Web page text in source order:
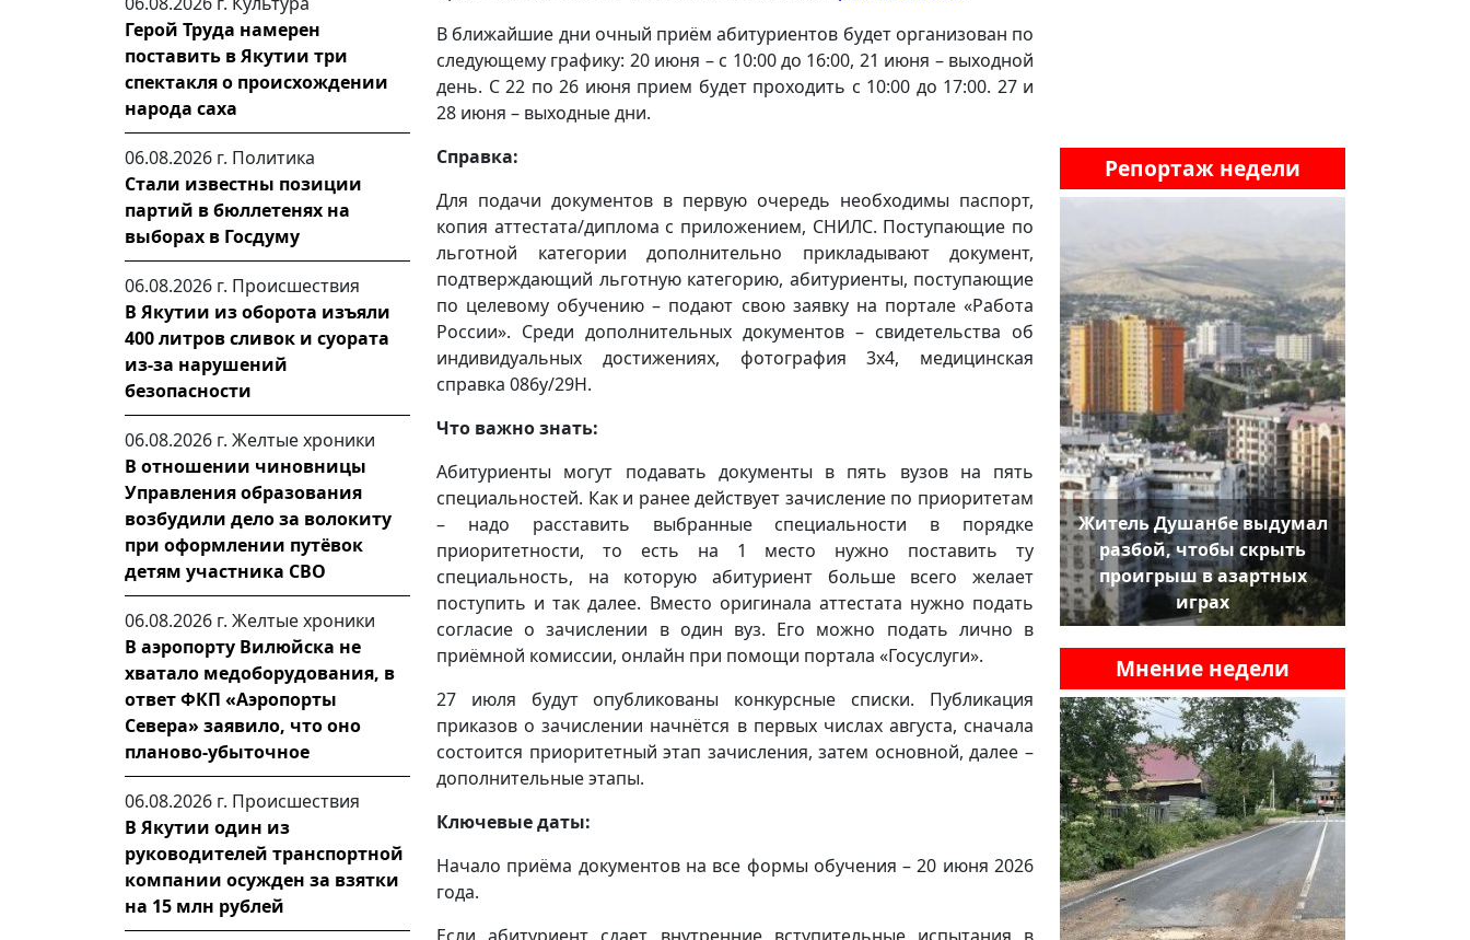
Герой Труда намерен
поставить в Якутии три
спектакля о происхождении
народа саха
06.08.2026 г. Политика
Стали известны позиции
партий в бюллетенях на
выборах в Госдуму
06.08.2026 г. Происшествия
В Якутии из оборота изъяли
400 литров сливок и суората
из-за нарушений
безопасности
06.08.2026 г. Желтые хроники
В отношении чиновницы
Управления образования
возбудили дело за волокиту
при оформлении путёвок
детям участника СВО
06.08.2026 г. Желтые хроники
В аэропорту Вилюйска не
хватало медоборудования, в
ответ ФКП «Аэропорты
Севера» заявило, что оно
планово-убыточное
06.08.2026 г. Происшествия
В Якутии один из
руководителей транспортной
компании осужден за взятки
на 15 млн рублей
В ближайшие дни очный приём абитуриентов будет организован по
следующему графику: 20 июня – с 10:00 до 16:00, 21 июня – выходной
день. С 22 по 26 июня прием будет проходить с 10:00 до 17:00. 27 и
28 июня – выходные дни.
Справка:
Для подачи документов в первую очередь необходимы паспорт,
копия аттестата/диплома с приложением, СНИЛС. Поступающие по
льготной категории дополнительно прикладывают документ,
подтверждающий льготную категорию, абитуриенты, поступающие
по целевому обучению – подают свою заявку на портале «Работа
России». Среди дополнительных документов – свидетельства об
индивидуальных достижениях, фотография 3х4, медицинская
справка 086y/29H.
Что важно знать:
Абитуриенты могут подавать документы в пять вузов на пять
специальностей. Как и ранее действует зачисление по приоритетам
– надо расставить выбранные специальности в порядке
приоритетности, то есть на 1 место нужно поставить ту
специальность, на которую абитуриент больше всего желает
поступить и так далее. Вместо оригинала аттестата нужно подать
согласие о зачислении в один вуз. Его можно подать лично в
приёмной комиссии, онлайн при помощи портала «Госуслуги».
27 июля будут опубликованы конкурсные списки. Публикация
приказов о зачислении начнётся в первых числах августа, сначала
состоится приоритетный этап зачисления, затем основной, далее –
дополнительные этапы.
Ключевые даты:
Начало приёма документов на все формы обучения – 20 июня 2026
года.
Если абитуриент сдает внутренние вступительные испытания в
Репортаж недели
Житель Душанбе выдумал
разбой, чтобы скрыть
проигрыш в азартных
играх
Мнение недели